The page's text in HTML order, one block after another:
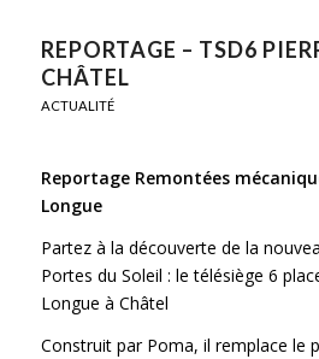
REPORTAGE – TSD6
CHÂTEL
ACTUALITÉ
Reportage Remontées
Longue
Partez à la découverte de la
Portes du Soleil : le télésiège 6
Longue à Châtel
Construit par Poma, il remplace le